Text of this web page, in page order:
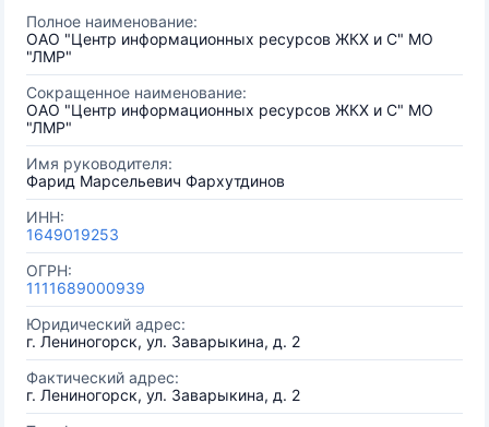
Полное наименование:
ОАО "Центр информационных ресурсов ЖКХ и С" МО
"ЛМР"
Сокращенное наименование:
ОАО "Центр информационных ресурсов ЖКХ и С" МО
"ЛМР"
Имя руководителя:
Фарид Марсельевич Фархутдинов
ИНН:
1649019253
ОГРН:
1111689000939
Юридический адрес:
г. Лениногорск, ул. Заварыкина, д. 2
Фактический адрес:
г. Лениногорск, ул. Заварыкина, д. 2